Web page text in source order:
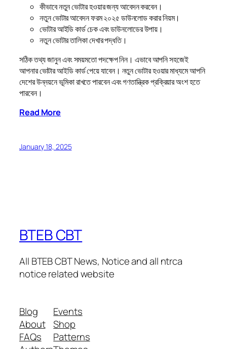
কীভাবে নতুন ভোটার হওয়ার জন্য আবেদন করবেন।
নতুন ভোটার আবেদন ফরম ২০২৫ ডাউনলোড করার নিয়ম।
ভোটার আইডি কার্ড চেক এবং ডাউনলোডের উপায়।
নতুন ভোটার তালিকা দেখার পদ্ধতি।
সঠিক তথ্য জানুন এবং সময়মতো পদক্ষেপ নিন। এভাবে আপনি সহজেই
আপনার ভোটার আইডি কার্ড পেয়ে যাবেন। নতুন ভোটার হওয়ার মাধ্যমে আপনি
দেশের উন্নয়নে ভূমিকা রাখতে পারবেন এবং গণতান্ত্রিক প্রক্রিয়ার অংশ হতে
পারবেন।
Read More
January 18, 2025
BTEB CBT
All BTEB CBT News, Notice and all ntrca
notice related website
Blog
About
FAQs
Events
Shop
Patterns